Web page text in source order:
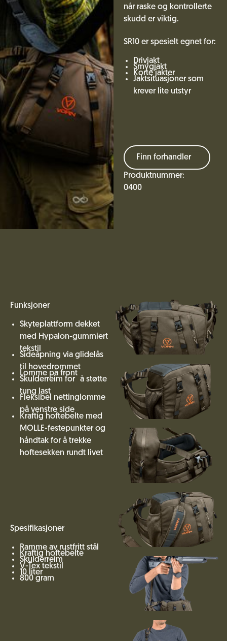
når raske og kontrollerte
skudd er viktig.
SR10 er spesielt egnet for:
Drivjakt
Smygjakt
Korte jakter
Jaktsituasjoner som
krever lite utstyr
Finn forhandler
Produktnummer:
0400
Funksjoner
Skyteplattform dekket
med Hypalon-gummiert
tekstil
Sideåpning via glidelås
til hovedrommet
Lomme på front
Skulderreim for å støtte
tung last
Fleksibel nettinglomme
på venstre side
Kraftig hoftebelte med
MOLLE-festepunkter og
håndtak for å trekke
hoftesekken rundt livet
Spesifikasjoner
Ramme av rustfritt stål
Kraftig hoftebelte
Skulderreim
V-Tex tekstil
10 liter
800 gram